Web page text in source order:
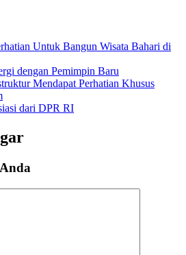
Untuk Bangun Wisata Bahari di
dengan Pemimpin Baru
Mendapat Perhatian Khusus
dari DPR RI